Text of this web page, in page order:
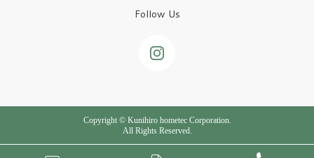
Follow Us
Copyright © Kunihiro hometec Corporation.
All Rights Reserved.